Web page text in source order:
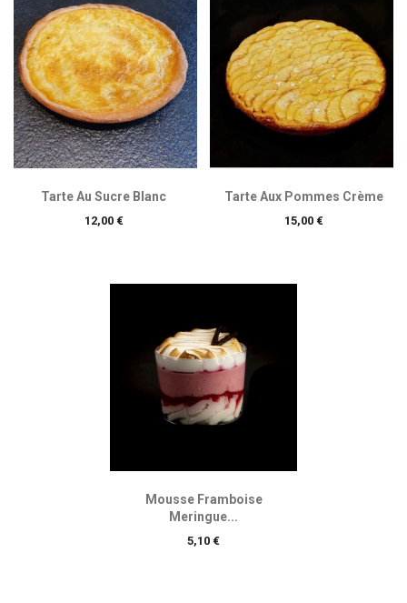
Tarte Au Sucre Blanc
Prix
12,00 €
Tarte Aux Pommes Crème
Prix
15,00 €
Mousse Framboise
Meringue...
Prix
5,10 €